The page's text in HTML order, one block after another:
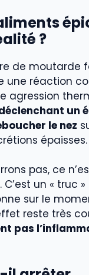
?
de moutarde
une réaction
agression
un
le nez
épaisses.
pas, ce
un « truc
sur le
reste très
pas